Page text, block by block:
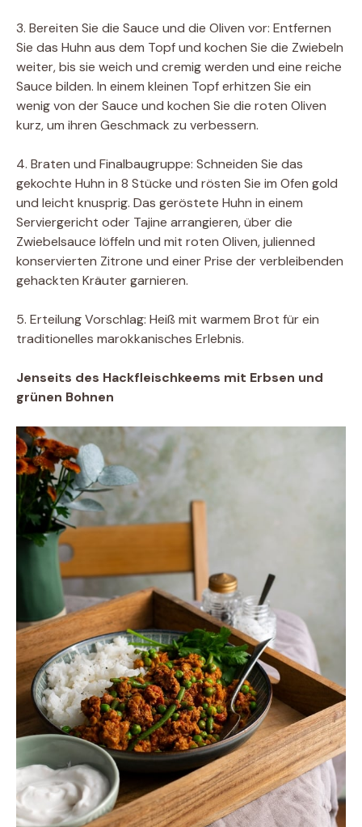
3. Bereiten Sie die Sauce und die Oliven vor: Entfernen
Sie das Huhn aus dem Topf und kochen Sie die Zwiebeln
weiter, bis sie weich und cremig werden und eine reiche
Sauce bilden. In einem kleinen Topf erhitzen Sie ein
wenig von der Sauce und kochen Sie die roten Oliven
kurz, um ihren Geschmack zu verbessern.
4. Braten und Finalbaugruppe: Schneiden Sie das
gekochte Huhn in 8 Stücke und rösten Sie im Ofen gold
und leicht knusprig. Das geröstete Huhn in einem
Serviergericht oder Tajine arrangieren, über die
Zwiebelsauce löffeln und mit roten Oliven, julienned
konservierten Zitrone und einer Prise der verbleibenden
gehackten Kräuter garnieren.
5. Erteilung Vorschlag: Heiß mit warmem Brot für ein
traditionelles marokkanisches Erlebnis.
Jenseits des Hackfleischkeems mit Erbsen und
grünen Bohnen